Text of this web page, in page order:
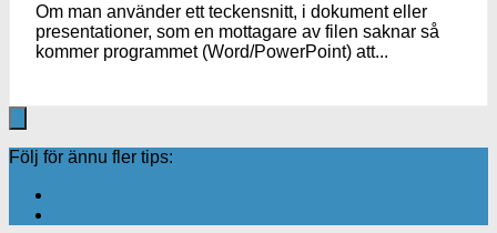
Om man använder ett teckensnitt, i dokument eller
presentationer, som en mottagare av filen saknar så
kommer programmet (Word/PowerPoint) att...
Följ för ännu fler tips: